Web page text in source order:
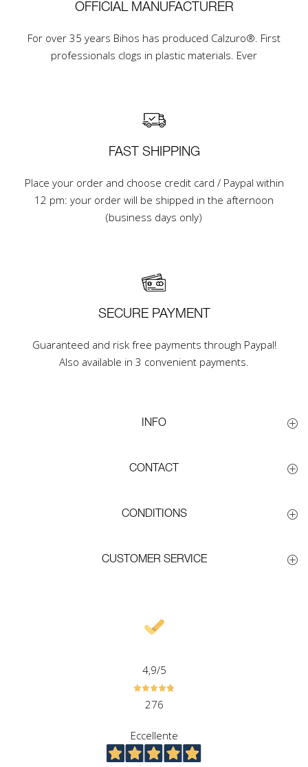
OFFICIAL MANUFACTURER
For over 35 years Bihos has produced Calzuro®. First
professionals clogs in plastic materials. Ever
FAST SHIPPING
Place your order and choose credit card / Paypal within
12 pm: your order will be shipped in the afternoon
(business days only)
SECURE PAYMENT
Guaranteed and risk free payments through Paypal!
Also available in 3 convenient payments.
INFO
CONTACT
CONDITIONS
CUSTOMER SERVICE
4,9/5
276
Eccellente